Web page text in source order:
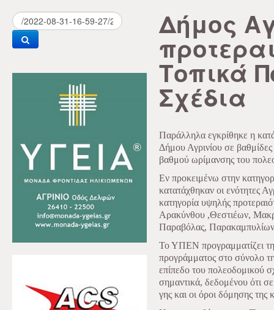
Δήμος
Τοπικά
Σχέδια
Παράλληλα εγκρίθηκε η
Δήμου Αγρινίου σε
βαθμού ωρίμανσης του
Εν προκειμένω στην
κατατάχθηκαν οι ενότητες
κατηγορία υψηλής
Αρακύνθου ,Θεστιέων,
Παραβόλας, Παρακαμπυλίων
Το ΥΠΕΝ προγραμματίζει
προγράμματος στο σύνολο
επίπεδο του πολεοδομικού
σημαντικά, δεδομένου ότι σε
γης και οι όροι δόμησης της